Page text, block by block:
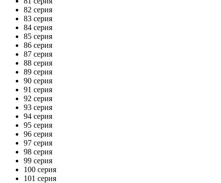
82 серия
83 серия
84 серия
85 серия
86 серия
87 серия
88 серия
89 серия
90 серия
91 серия
92 серия
93 серия
94 серия
95 серия
96 серия
97 серия
98 серия
99 серия
100 серия
101 серия